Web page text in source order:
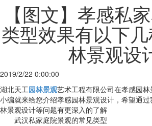
【图文】孝感私
类型效果有以下
林景观设
2019/2/22 0:00:00
湖北天工园林景观艺术工程有限公司在孝感园
小编就来给您介绍孝感园林景观设计，希望通
林景观设计等问题有更深入的了解
武汉私家庭院景观的常见类型